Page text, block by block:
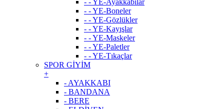
- - YE-Ayakkabılar
- - YE-Boneler
- - YE-Gözlükler
- - YE-Kayışlar
- - YE-Maskeler
- - YE-Paletler
- - YE-Tıkaçlar
SPOR GİYİM
+
- AYAKKABI
- BANDANA
- BERE